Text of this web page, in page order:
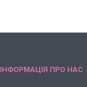
ІНФОРМАЦІЯ ПРО НАС